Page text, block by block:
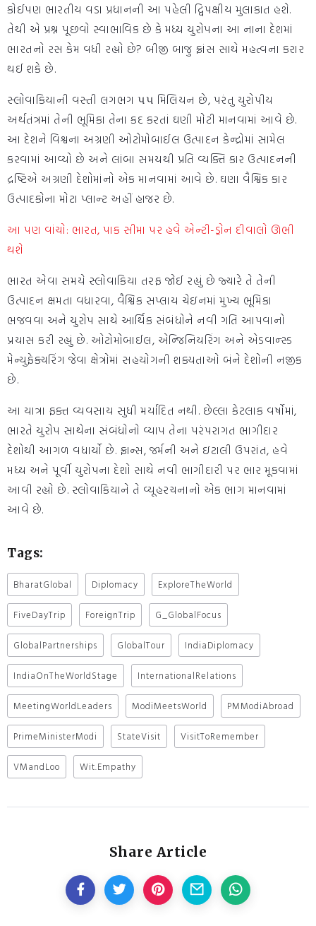
કોઈપણ ભારતીય વડા પ્રધાનની આ પહેલી દ્વિપક્ષીય મુલાકાત હશે.
તેથી એ પ્રશ્ન પૂછવો સ્વાભાવિક છે કે મધ્ય યુરોપના આ નાના દેશમાં
ભારતનો રસ કેમ વધી રહ્યો છે? બીજી બાજુ ફ્રાંસ સાથે મહત્વના કરાર
થઈ શકે છે.
સ્લોવાકિયાની વસ્તી લગભગ ૫૫ મિલિયન છે, પરંતુ યુરોપીય
અર્થતંત્રમાં તેની ભૂમિકા તેના કદ કરતાં ઘણી મોટી માનવામાં આવે છે.
આ દેશને વિશ્વના અગ્રણી ઓટોમોબાઈલ ઉત્પાદન કેન્દ્રોમાં સામેલ
કરવામાં આવ્યો છે અને લાંબા સમયથી પ્રતિ વ્યક્તિ કાર ઉત્પાદનની
દ્રષ્ટિએ અગ્રણી દેશોમાંનો એક માનવામાં આવે છે. ઘણા વૈશ્વિક કાર
ઉત્પાદકોના મોટા પ્લાન્ટ અહીં હાજર છે.
આ પણ વાંચો: ભારત, પાક સીમા પર હવે એન્ટી-ડ્રોન દીવાલો ઊભી
થશે
ભારત એવા સમયે સ્લોવાકિયા તરફ જોઈ રહ્યું છે જ્યારે તે તેની
ઉત્પાદન ક્ષમતા વધારવા, વૈશ્વિક સપ્લાય ચેઇનમાં મુખ્ય ભૂમિકા
ભજવવા અને યુરોપ સાથે આર્થિક સંબંધોને નવી ગતિ આપવાનો
પ્રયાસ કરી રહ્યું છે. ઓટોમોબાઈલ, એન્જિનિયરિંગ અને એડવાન્સ્ડ
મેન્યુફેક્ચરિંગ જેવા ક્ષેત્રોમાં સહયોગની શક્યતાઓ બંને દેશોની નજીક
છે.
આ યાત્રા ફક્ત વ્યવસાય સુધી મર્યાદિત નથી. છેલ્લા કેટલાક વર્ષોમાં,
ભારતે યુરોપ સાથેના સંબંધોનો વ્યાપ તેના પરંપરાગત ભાગીદાર
દેશોથી આગળ વધાર્યો છે. ફ્રાન્સ, જર્મની અને ઇટાલી ઉપરાંત, હવે
મધ્ય અને પૂર્વી યુરોપના દેશો સાથે નવી ભાગીદારી પર ભાર મૂકવામાં
આવી રહ્યો છે. સ્લોવાકિયાને તે વ્યૂહરચનાનો એક ભાગ માનવામાં
આવે છે.
Tags:
BharatGlobal Diplomacy ExploreTheWorld
FiveDayTrip ForeignTrip G_GlobalFocus
GlobalPartnerships GlobalTour IndiaDiplomacy
IndiaOnTheWorldStage InternationalRelations
MeetingWorldLeaders ModiMeetsWorld PMModiAbroad
PrimeMinisterModi StateVisit VisitToRemember
VMandLoo Wit.Empathy
Share Article